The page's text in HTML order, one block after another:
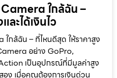
ใกล้ฉัน –
ละได้เงินไว
กล้ฉัน – ที่ไหนดีสุด ให้ราคาสูง
อย่าง GoPro,
เป็นอุปกรณ์ที่มีมูลค่าสูง
อง เมื่อคุณต้องการเงินด่วน